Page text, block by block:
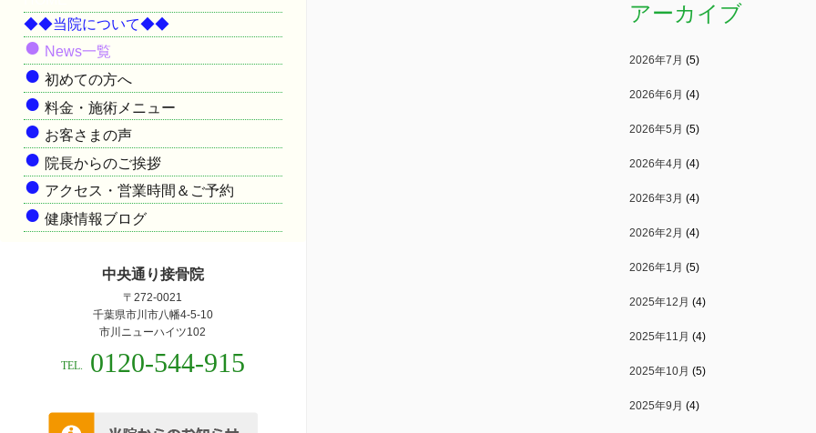
◆◆当院について◆◆
● News一覧
● 初めての方へ
● 料金・施術メニュー
● お客さまの声
● 院長からのご挨拶
● アクセス・営業時間＆ご予約
● 健康情報ブログ
中央通り接骨院
〒272-0021
千葉県市川市八幡4-5-10
市川ニューハイツ102
TEL. 0120-544-915
アーカイブ
2026年7月 (5)
2026年6月 (4)
2026年5月 (5)
2026年4月 (4)
2026年3月 (4)
2026年2月 (4)
2026年1月 (5)
2025年12月 (4)
2025年11月 (4)
2025年10月 (5)
2025年9月 (4)